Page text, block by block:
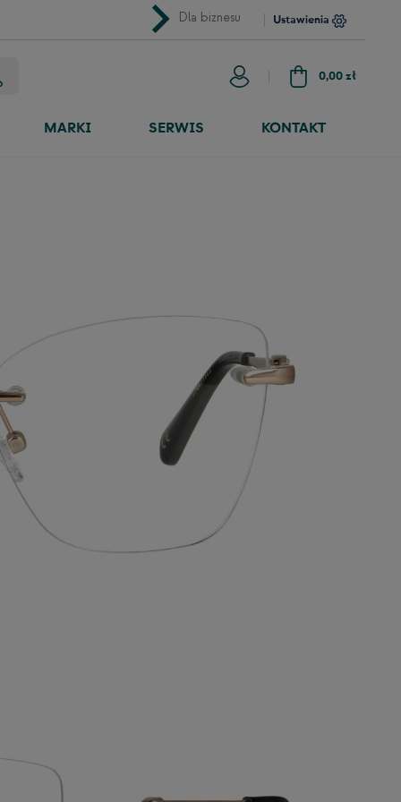
chevron_rightDla biznesu Ustawienia
0,00 zł
MARKI SERWIS KONTAKT